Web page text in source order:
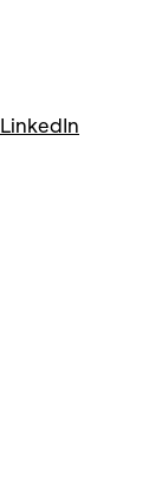
LinkedIn